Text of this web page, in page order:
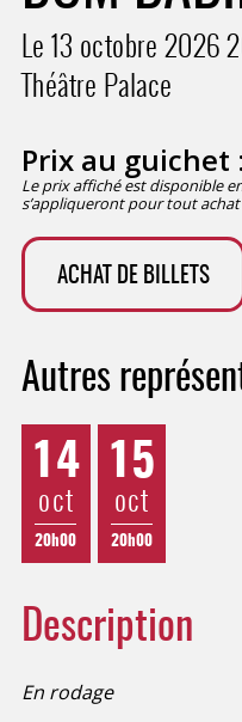
Le 13 octobre 2026
Théâtre Palace
Prix au guichet :
Le prix affiché est disponible
s’appliqueront pour tout
ACHAT DE BILLETS
Autres
14
oct
20h00
15
oct
20h00
Description
En rodage